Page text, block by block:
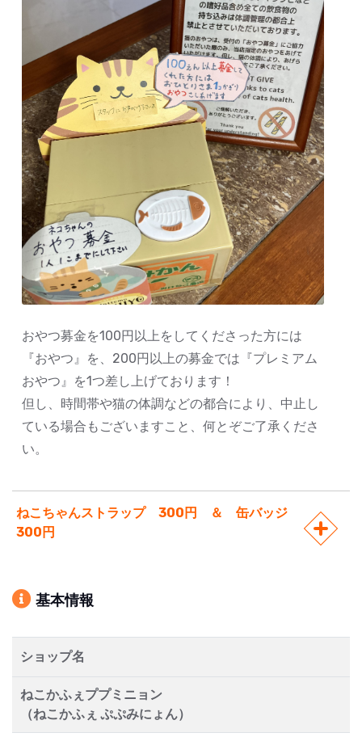
おやつ募金を100円以上をしてくださった方には
『おやつ』を、200円以上の募金では『プレミアム
おやつ』を1つ差し上げております！
但し、時間帯や猫の体調などの都合により、中止し
ている場合もございますこと、何とぞご了承くださ
い。
ねこちゃんストラップ 300円 ＆ 缶バッジ
300円
基本情報
ショップ名
ねこかふぇププミニョン
（ねこかふぇ ぷぷみにょん）